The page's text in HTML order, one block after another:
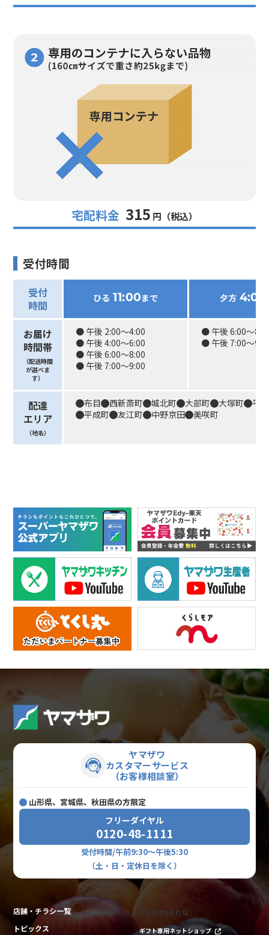
宅配料金 315 円（税込）
受付時間
受付
時間
ひる 11:00まで 夕方 4:00
お届け
時間帯
（配送時間
が選べま
す）
● 午後 2:00〜4:00
● 午後 4:00〜6:00
● 午後 6:00〜8:00
● 午後 7:00〜9:00
● 午後 6:00〜
● 午後 7:00〜
配達
エリア
（地名）
布目 西新斎町 城北町 大部町 大塚町
平
平成町
友江町 中野京田 美咲町
ヤマザワ
カスタマーサービス
（お客様相談室）
山形県、宮城県、秋田県の方限定
フリーダイヤル
0120-48-1111
受付時間/午前9:30～午後5:30
（土・日・定休日を除く）
店舗・チラシ一覧
トピックス
Submenu
ギフト専用ネットショップ